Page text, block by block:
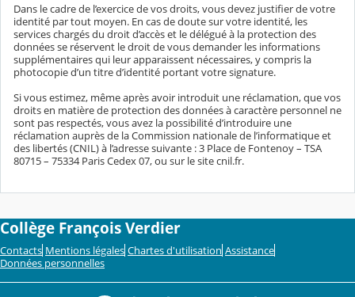
Dans le cadre de l’exercice de vos droits, vous devez justifier de votre
identité par tout moyen. En cas de doute sur votre identité, les
services chargés du droit d’accès et le délégué à la protection des
données se réservent le droit de vous demander les informations
supplémentaires qui leur apparaissent nécessaires, y compris la
photocopie d’un titre d’identité portant votre signature.
Si vous estimez, même après avoir introduit une réclamation, que vos
droits en matière de protection des données à caractère personnel ne
sont pas respectés, vous avez la possibilité d’introduire une
réclamation auprès de la Commission nationale de l’informatique et
des libertés (CNIL) à l’adresse suivante : 3 Place de Fontenoy – TSA
80715 – 75334 Paris Cedex 07, ou sur le site cnil.fr.
Collège François Verdier
Contacts Mentions légales Chartes d'utilisation Assistance
Données personnelles